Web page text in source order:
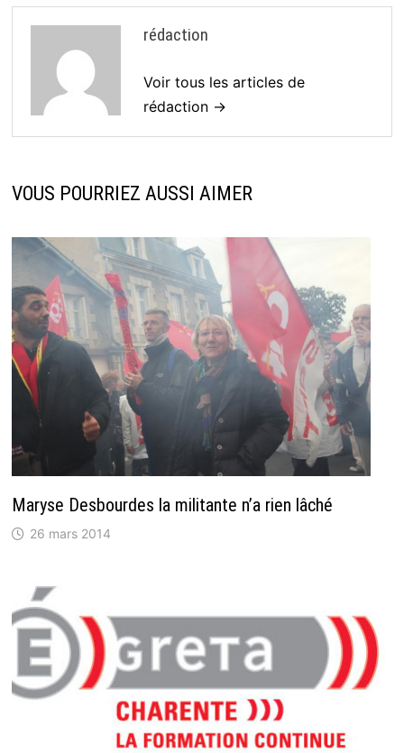
rédaction
Voir tous les articles de
rédaction →
VOUS POURRIEZ AUSSI AIMER
Maryse Desbourdes la militante n’a rien lâché
26 mars 2014